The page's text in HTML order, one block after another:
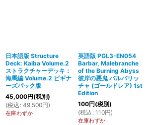
日本語版 Structure
Deck: Kaiba Volume.2
ストラクチャーデッキ：
海馬編 Volume.2 ビギナ
ーズパック版
45,000円(税別)
(税込 : 49,500円)
在庫わずか
英語版 PGL3-EN054
Barbar, Malebranche
of the Burning Abyss
彼岸の悪鬼 バルバリッ
チャ (ゴールドレア) 1st
Edition
100円(税別)
(税込 : 110円)
在庫わずか